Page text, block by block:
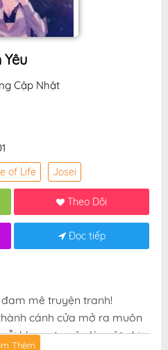
Cập Nhật
of Life Josei
Theo Dõi
Đọc tiếp
mê truyện tranh!
cánh cửa mở ra muôn
khung truyện là một nhịp
Thêm